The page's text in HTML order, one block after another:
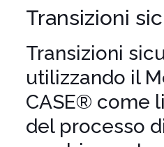
Transizioni
Transizioni
utilizzando il
CASE® come
del processo